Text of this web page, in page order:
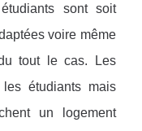
sont soit
voire même
tout le cas. Les
étudiants mais
un logement